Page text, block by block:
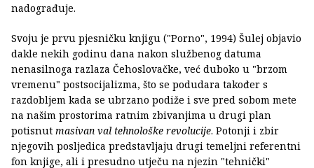
nadograđuje.
Svoju je prvu pjesničku knjigu ("Porno", 1994) Šulej objavio
dakle nekih godinu dana nakon službenog datuma
nenasilnoga razlaza Čehoslovačke, već duboko u "brzom
vremenu" postsocijalizma, što se podudara također s
razdobljem kada se ubrzano podiže i sve pred sobom mete
na našim prostorima ratnim zbivanjima u drugi plan
potisnut masivan val tehnološke revolucije. Potonji i zbir
njegovih posljedica predstavljaju drugi temeljni referentni
fon knjige, ali i presudno utječu na njezin "tehnički"